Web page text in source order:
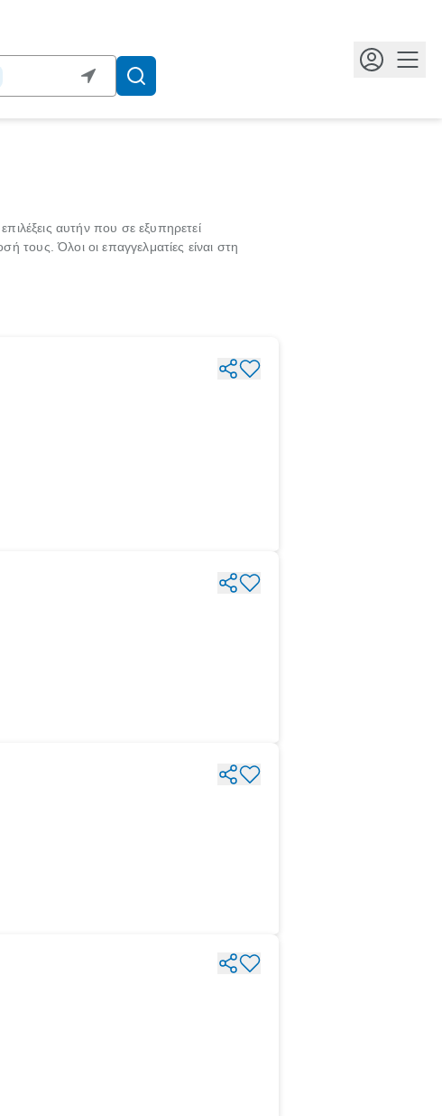
αυτήν που σε εξυπηρετεί
τους. Όλοι οι επαγγελματίες είναι στη